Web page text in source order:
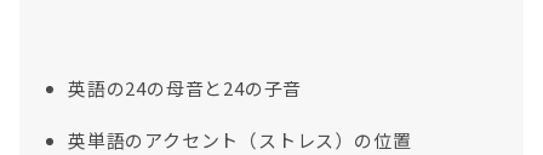
英語の24の母音と24の子音
英単語のアクセント（ストレス）の位置